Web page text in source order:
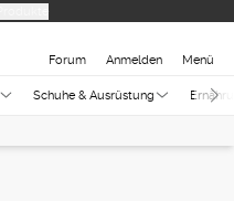
Forum Anmelden Menü
Schuhe & Ausrüstung